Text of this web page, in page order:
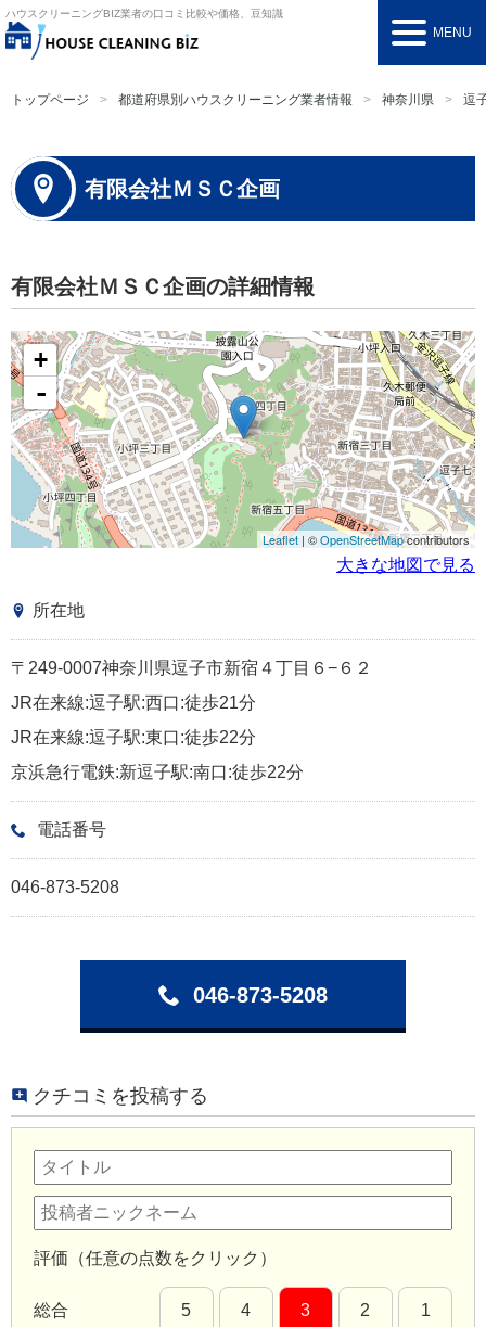
ハウスクリーニングBIZ業者の口コミ比較や価格、豆知識
MENU
トップページ 都道府県別ハウスクリーニング業者情報 神奈川県 逗
有限会社ＭＳＣ企画
有限会社ＭＳＣ企画の詳細情報
+
-
Leaflet | ©OpenStreetMapcontributors
大きな地図で見る
所在地
〒249-0007神奈川県逗子市新宿４丁目６−６２
JR在来線:逗子駅:西口:徒歩21分
JR在来線:逗子駅:東口:徒歩22分
京浜急行電鉄:新逗子駅:南口:徒歩22分
電話番号
046-873-5208
046-873-5208
クチコミを投稿する
評価（任意の点数をクリック）
総合 5 4 3 2 1